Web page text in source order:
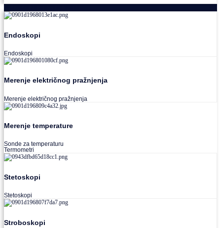
Endoskopi
Endoskopi
Merenje električnog pražnjenja
Merenje električnog pražnjenja
Merenje temperature
Sonde za temperaturu
Termometri
Stetoskopi
Stetoskopi
Stroboskopi